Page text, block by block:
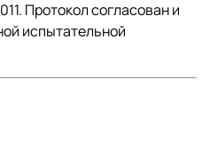
Протокол согласован и
испытательной